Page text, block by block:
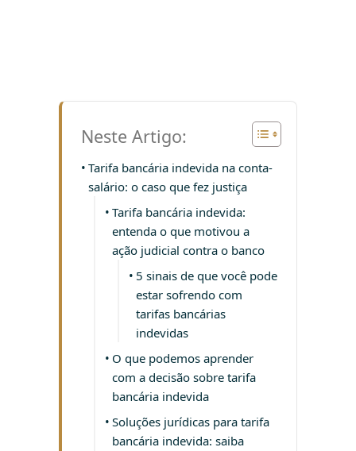
Neste Artigo:
Tarifa bancária indevida na conta-
salário: o caso que fez justiça
Tarifa bancária indevida:
entenda o que motivou a
ação judicial contra o banco
5 sinais de que você pode
estar sofrendo com
tarifas bancárias
indevidas
O que podemos aprender
com a decisão sobre tarifa
bancária indevida
Soluções jurídicas para tarifa
bancária indevida: saiba